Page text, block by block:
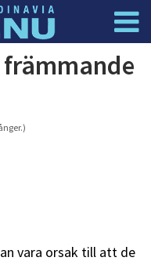
Logga in
vara orsak till att de